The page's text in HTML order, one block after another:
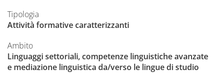
Tipologia
Attività formative caratterizzanti
Ambito
Linguaggi settoriali, competenze linguistiche avanzate
e mediazione linguistica da/verso le lingue di studio